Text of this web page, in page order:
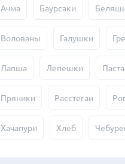
Ачма Баурсаки
Волованы Галушки
Лапша Лепешки Паста
Пряники Расстегаи
Хачапури Хлеб